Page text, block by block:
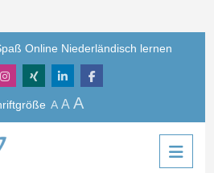
Online Niederländisch lernen
A A A